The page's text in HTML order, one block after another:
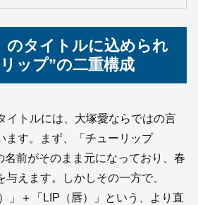
のタイトルに込められ
ップ”の二重構成
イトルには、大塚愛ならではの言
ます。まず、「チューリップ
名前がそのまま元になっており、春
与えます。しかしその一方で、
」＋「LIP（唇）」という、より直